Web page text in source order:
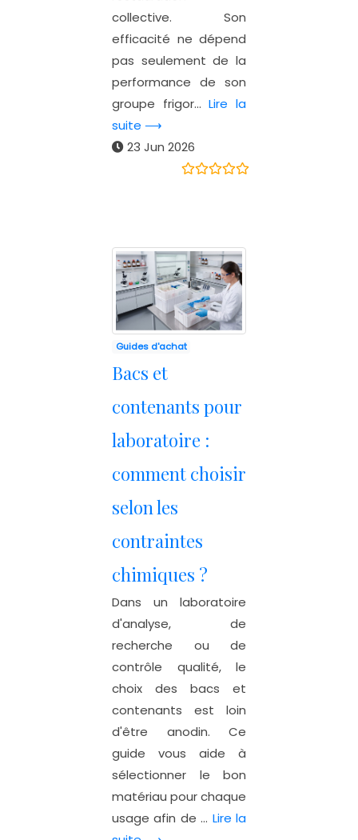
collective. Son
efficacité ne dépend
pas seulement de la
performance de son
groupe frigor...Lire la
suite ⟶
23 Jun 2026
Guides d'achat
Bacs et
contenants pour
laboratoire :
comment choisir
selon les
contraintes
chimiques ?
Dans un laboratoire
d'analyse, de
recherche ou de
contrôle qualité, le
choix des bacs et
contenants est loin
d'être anodin. Ce
guide vous aide à
sélectionner le bon
matériau pour chaque
usage afin de ... Lire la